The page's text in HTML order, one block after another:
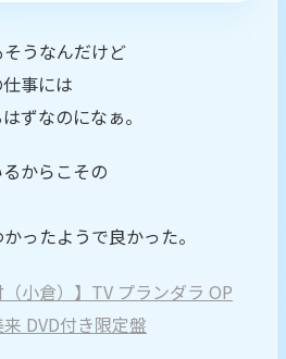
うなんだけど
事には
ずなのになぁ。
からこその
ったようで良かった。
（小倉）】TV プランダラ OP
DVD付き限定盤